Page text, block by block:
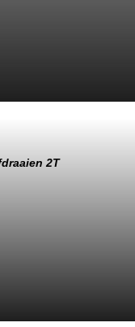
2T